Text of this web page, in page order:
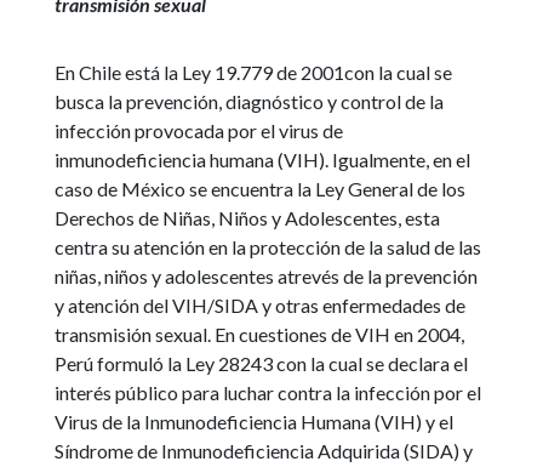
En Chile está la Ley 19.779 de 2001con la cual se
busca la prevención, diagnóstico y control de la
infección provocada por el virus de
inmunodeficiencia humana (VIH). Igualmente, en el
caso de México se encuentra la Ley General de los
Derechos de Niñas, Niños y Adolescentes, esta
centra su atención en la protección de la salud de las
niñas, niños y adolescentes atrevés de la prevención
y atención del VIH/SIDA y otras enfermedades de
transmisión sexual. En cuestiones de VIH en 2004,
Perú formuló la Ley 28243 con la cual se declara el
interés público para luchar contra la infección por el
Virus de la Inmunodeficiencia Humana (VIH) y el
Síndrome de Inmunodeficiencia Adquirida (SIDA) y